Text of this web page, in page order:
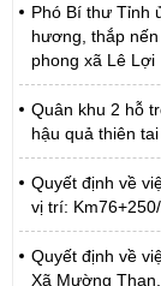
Phó Bí thư Tỉnh
hương, thắp
phong xã Lê Lợi
Quân khu 2 hỗ
hậu quả thiên tai
Quyết định về
vị trí:
Quyết định về
Xã Mường